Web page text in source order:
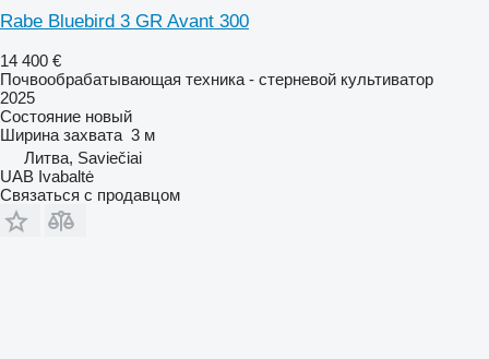
Rabe Bluebird 3 GR Avant 300
14 400 €
Почвообрабатывающая техника - стерневой культиватор
2025
Состояние новый
Ширина захвата 3 м
Литва, Saviečiai
UAB Ivabaltė
Связаться с продавцом